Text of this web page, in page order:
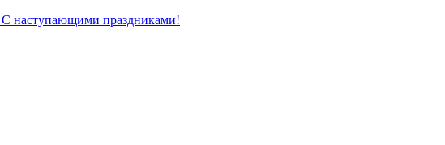
С наступающими праздниками!